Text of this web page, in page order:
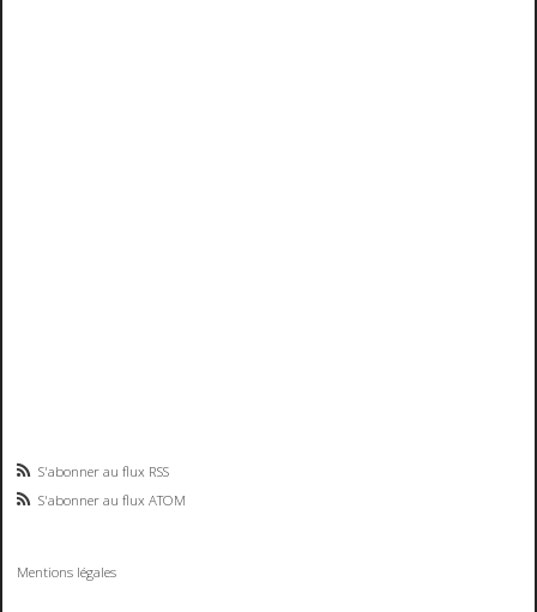
S'abonner au flux RSS
S'abonner au flux ATOM
Mentions légales